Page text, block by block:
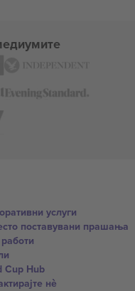
услуги
поставувани прашања
Cup Hub
нѐ